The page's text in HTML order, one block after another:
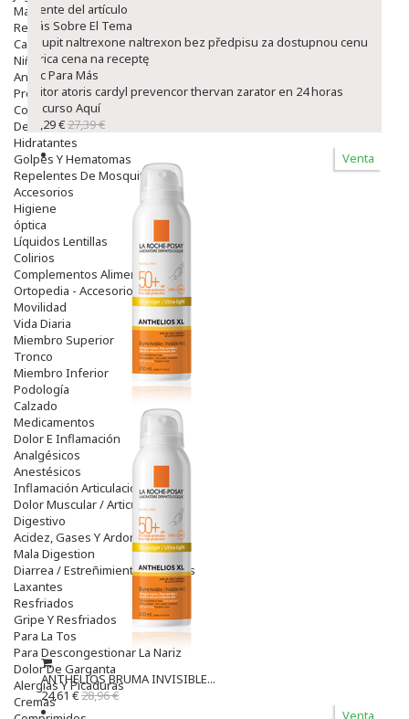
Mama
Regalos
Canastilla
Niños
Antipiojos
Protección Solar
Complementos Alimentarios
Dentales
Hidratantes
Golpes Y Hematomas
Repelentes De Mosquitos
Accesorios
Higiene
óptica
Líquidos Lentillas
Colirios
Complementos Alimentarios.
Ortopedia - Accesorios
Movilidad
Vida Diaria
Miembro Superior
Tronco
Miembro Inferior
Podología
Calzado
Medicamentos
Dolor E Inflamación
Analgésicos
Anestésicos
Inflamación Articulaciones
Dolor Muscular / Articular
Digestivo
Acidez, Gases Y Ardores
Mala Digestion
Diarrea / Estreñimiento / Vómitos
Laxantes
Resfriados
Gripe Y Resfriados
Para La Tos
Para Descongestionar La Nariz
Dolor De Garganta
Alergias Y Picaduras
Cremas
fuente del artículo
Más Sobre El Tema
Koupit naltrexone naltrexon bez předpisu za dostupnou cenu
Lyrica cena na receptę
Clic Para Más
lipitor atoris cardyl prevencor thervan zarator en 24 horas
Recurso Aquí
23,29 €27,39 €
Venta
ANTHELIOS BRUMA INVISIBLE...
24,61 €28,96 €
Venta